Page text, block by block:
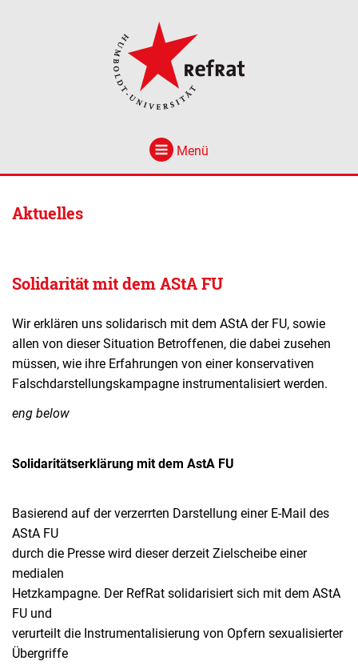
Menü
Aktuelles
Solidarität mit dem AStA FU
Wir erklären uns solidarisch mit dem AStA der FU, sowie
allen von dieser Situation Betroffenen, die dabei zusehen
müssen, wie ihre Erfahrungen von einer konservativen
Falschdarstellungskampagne instrumentalisiert werden.
eng below
Solidaritätserklärung mit dem AstA FU
Basierend auf der verzerrten Darstellung einer E-Mail des
AStA FU
durch die Presse wird dieser derzeit Zielscheibe einer
medialen
Hetzkampagne. Der RefRat solidarisiert sich mit dem AStA
FU und
verurteilt die Instrumentalisierung von Opfern sexualisierter
Übergriffe